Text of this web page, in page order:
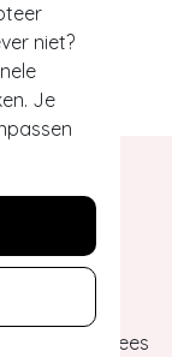
niet?
Je
>King Louie
Lees